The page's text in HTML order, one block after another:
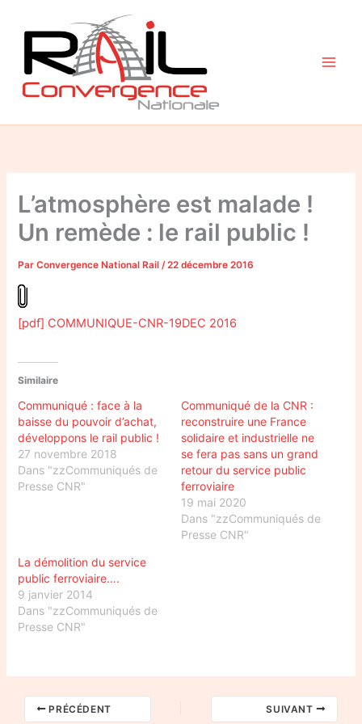
contenu
L’atmosphère est malade !
Un remède : le rail public !
ParConvergence National Rail/22 décembre 2016
[pdf] COMMUNIQUE-CNR-19DEC 2016
Similaire
Communiqué : face à la
baisse du pouvoir d’achat,
développons le rail public !
27 novembre 2018
Dans "zzCommuniqués de
Presse CNR"
Communiqué de la CNR :
reconstruire une France
solidaire et industrielle ne
se fera pas sans un grand
retour du service public
ferroviaire
19 mai 2020
Dans "zzCommuniqués de
Presse CNR"
La démolition du service
public ferroviaire….
9 janvier 2014
Dans "zzCommuniqués de
Presse CNR"
PRÉCÉDENT SUIVANT